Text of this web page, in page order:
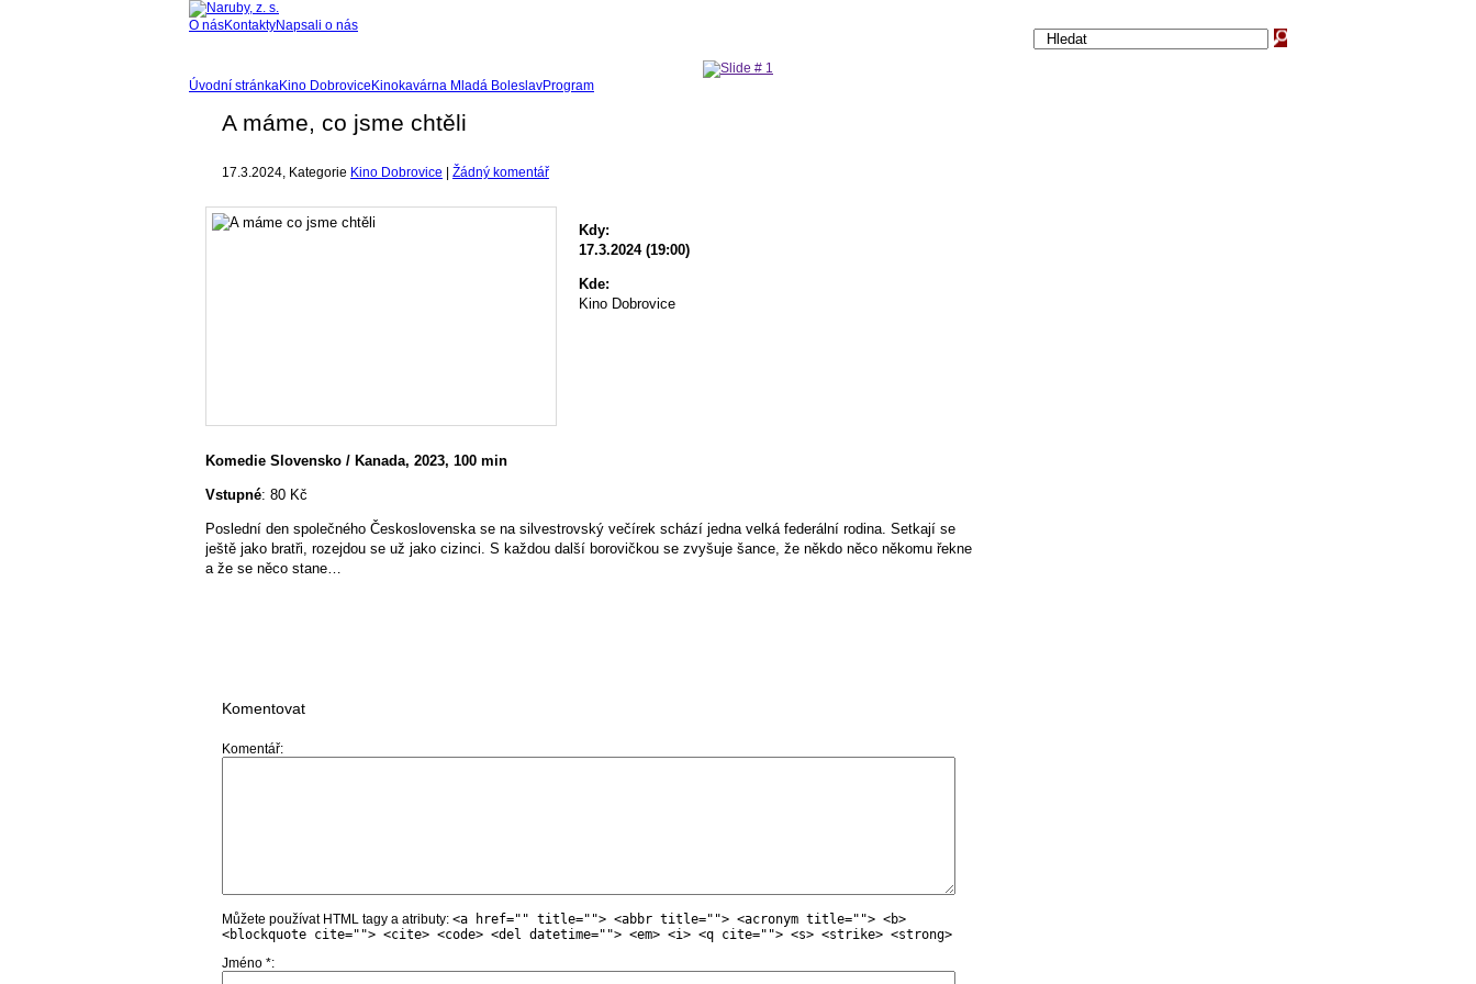
O násKontaktyNapsali o nás
Úvodní stránkaKino Dobrovice Kinokavárna Mladá BoleslavProgram
A máme, co jsme chtěli
17.3.2024, Kategorie Kino Dobrovice Žádný komentář
Kdy:
17.3.2024 (19:00)
Kde:
Kino Dobrovice
Komedie Slovensko / Kanada, 2023, 100 min
Vstupné: 80 Kč
Poslední den společného Československa se na silvestrovský večírek schází jedna velká federální rodina. Setkají se
ještě jako bratři, rozejdou se už jako cizinci. S každou další borovičkou se zvyšuje šance, že někdo něco někomu řekne
a že se něco stane…
Komentovat
Komentář
Můžete používat HTML tagy a atributy: <a href="" title=""> <abbr title=""> <acronym title=""> <b>
<blockquote cite=""> <cite> <code> <del datetime=""> <em> <i> <q cite=""> <s> <strike> <strong>
Jméno *